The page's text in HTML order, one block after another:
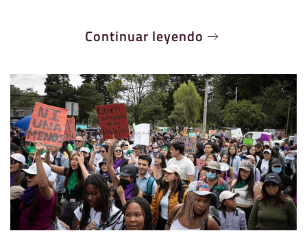
Continuar leyendo